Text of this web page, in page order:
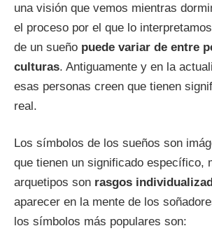
una visión que vemos mientras
el proceso por el que lo
de un sueño puede variar de entre
culturas. Antiguamente y en la
esas personas creen que tienen
real.
Los símbolos de los sueños son
que tienen un significado específico,
arquetipos son rasgos
aparecer en la mente de los
los símbolos más populares son: